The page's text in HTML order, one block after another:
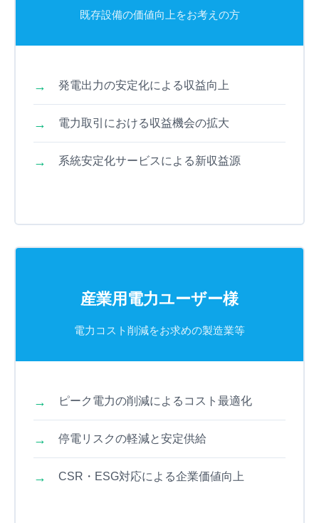
既存設備の価値向上をお考えの方
発電出力の安定化による収益向上
電力取引における収益機会の拡大
系統安定化サービスによる新収益源
産業用電力ユーザー様
電力コスト削減をお求めの製造業等
ピーク電力の削減によるコスト最適化
停電リスクの軽減と安定供給
CSR・ESG対応による企業価値向上